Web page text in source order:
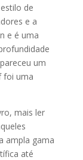
de
e a
e é uma
um
foi uma
mais ler
ampla gama
até